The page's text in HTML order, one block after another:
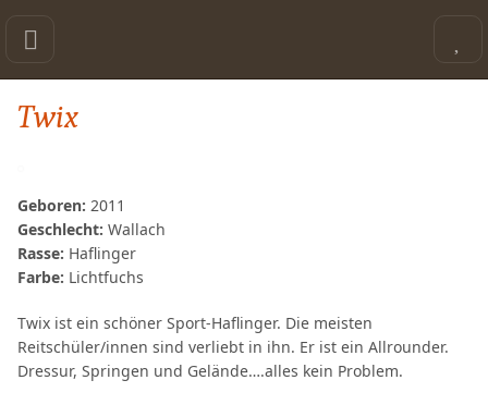
Twix
Geboren: 2011
Geschlecht: Wallach
Rasse: Haflinger
Farbe: Lichtfuchs
Twix ist ein schöner Sport-Haflinger. Die meisten
Reitschüler/innen sind verliebt in ihn. Er ist ein Allrounder.
Dressur, Springen und Gelände….alles kein Problem.